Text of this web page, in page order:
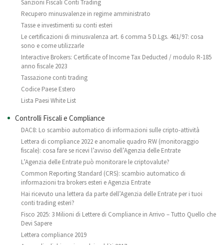
Sanzioni Fiscali Conti Trading
Recupero minusvalenze in regime amministrato
Tasse e investimenti su conti esteri
Le certificazioni di minusvalenza art. 6 comma 5 D.Lgs. 461/97: cosa
sono e come utilizzarle
Interactive Brokers: Certificate of Income Tax Deducted / modulo R-185
anno fiscale 2023
Tassazione conti trading
Codice Paese Estero
Lista Paesi White List
Controlli Fiscali e Compliance
DAC8: Lo scambio automatico di informazioni sulle cripto-attività
Lettera di compliance 2022 e anomalie quadro RW (monitoraggio
fiscale): cosa fare se ricevi l’avviso dell’Agenzia delle Entrate
L’Agenzia delle Entrate può monitorare le criptovalute?
Common Reporting Standard (CRS): scambio automatico di
informazioni tra brokers esteri e Agenzia Entrate
Hai ricevuto una lettera da parte dell’Agenzia delle Entrate per i tuoi
conti trading esteri?
Fisco 2025: 3 Milioni di Lettere di Compliance in Arrivo – Tutto Quello che
Devi Sapere
Lettera compliance 2019